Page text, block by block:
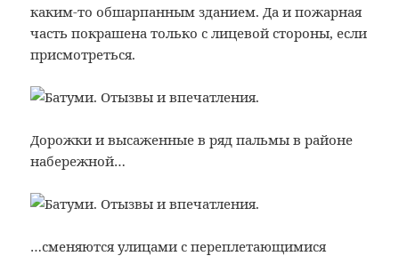
каким-то обшарпанным зданием. Да и пожарная
часть покрашена только с лицевой стороны, если
присмотреться.
Дорожки и высаженные в ряд пальмы в районе
набережной…
…сменяются улицами с переплетающимися